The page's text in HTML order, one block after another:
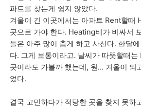
파트를 찾는게 쉽지 않았다.
겨울이 긴 이곳에서는 아파트 Rent할때
곳으로 가야 한다. Heating비가 비싸서
들은 아주 많이 춥게 하고 사신다. 한달
다. 그게 보통이라고. 날씨가 따뜻할때
곳이라도 가볼까 했는데, 원... 겨울이 되
었다.
결국 고민하다가 적당한 곳을 찾지 못하